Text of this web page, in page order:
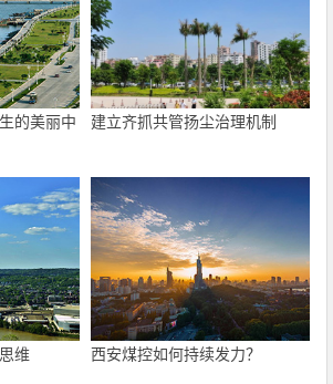
的美丽中
建立齐抓共管扬尘治理机制
维 西安煤控如何持续发力？